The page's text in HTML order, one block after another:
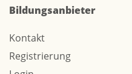
Bildungsanbieter
Kontakt
Registrierung